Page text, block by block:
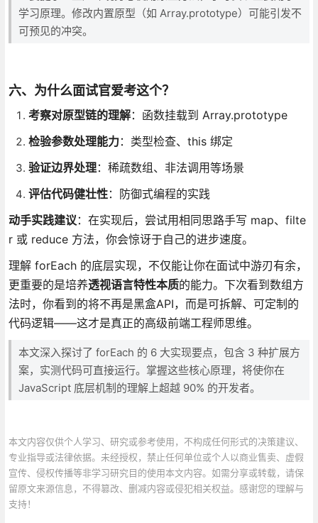
学习原理。修改内置原型（如 Array.prototype）可能引发不
可预见的冲突。
六、为什么面试官爱考这个？
考察对原型链的理解：函数挂载到 Array.prototype
检验参数处理能力：类型检查、this 绑定
验证边界处理：稀疏数组、非法调用等场景
评估代码健壮性：防御式编程的实践
动手实践建议：在实现后，尝试用相同思路手写 map、filte
r 或 reduce 方法，你会惊讶于自己的进步速度。
理解 forEach 的底层实现，不仅能让你在面试中游刃有余，
更重要的是培养透视语言特性本质的能力。下次看到数组方
法时，你看到的将不再是黑盒API，而是可拆解、可定制的
代码逻辑——这才是真正的高级前端工程师思维。
本文深入探讨了 forEach 的 6 大实现要点，包含 3 种扩展方
案，实测代码可直接运行。掌握这些核心原理，将使你在
JavaScript 底层机制的理解上超越 90% 的开发者。
本文内容仅供个人学习、研究或参考使用，不构成任何形式的决策建议、
专业指导或法律依据。未经授权，禁止任何单位或个人以商业售卖、虚假
宣传、侵权传播等非学习研究目的使用本文内容。如需分享或转载，请保
留原文来源信息，不得篡改、删减内容或侵犯相关权益。感谢您的理解与
支持！